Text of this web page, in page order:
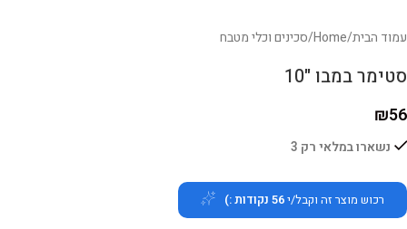
עמוד הבית/
Home
/סכינים וכלי מטבח
סטימר במבו "10
₪56
נשארו במלאי רק 3
רכוש מוצר זה וקבל/י56 נקודות :)